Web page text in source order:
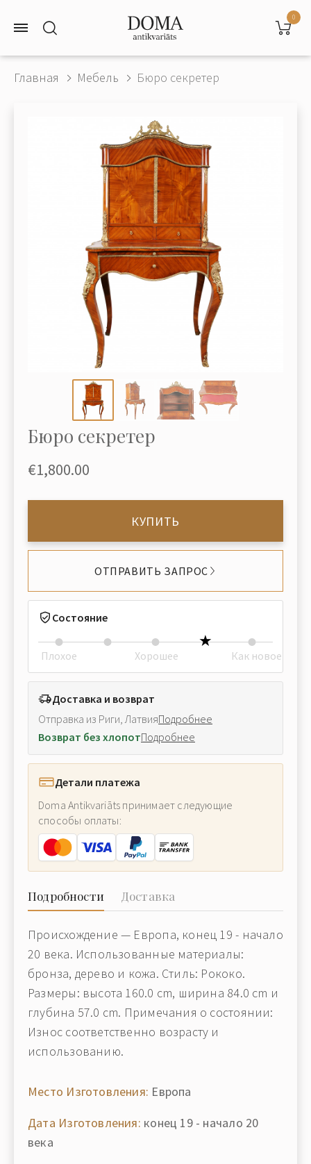
0
Главная Мебель Бюро секретер
Бюро секретер
€1,800.00
КУПИТЬ
ОТПРАВИТЬ ЗАПРОС
Состояние
Плохое Хорошее Как новое
Доставка и возврат
Отправка из Риги, ЛатвияПодробнее
Возврат без хлопотПодробнее
Детали платежа
Doma Antikvariāts принимает следующие
способы оплаты:
Подробности Доставка
Происхождение — Европа, конец 19 - начало
20 века. Использованные материалы:
бронза, дерево и кожа. Стиль: Рококо.
Размеры: высота 160.0 cm, ширина 84.0 cm и
глубина 57.0 cm. Примечания о состоянии:
Износ соответственно возрасту и
использованию.
Место Изготовления: Европа
Дата Изготовления: конец 19 - начало 20
века